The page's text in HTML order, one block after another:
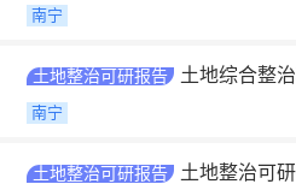
南宁
土地整治可研报告 土地综合整
南宁
土地整治可研报告 土地整治可